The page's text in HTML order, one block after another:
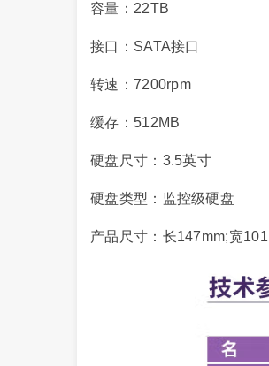
容量：22TB
接口：SATA接口
转速：7200rpm
缓存：512MB
硬盘尺寸：3.5英寸
硬盘类型：监控级硬盘
产品尺寸：长147mm;宽